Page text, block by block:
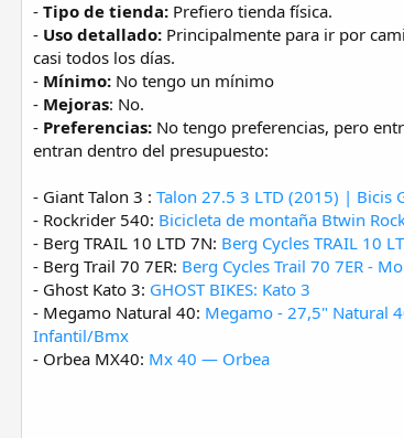
- Tipo de tienda: Prefiero tienda física.
- Uso detallado: Principalmente para ir por
casi todos los días.
- Mínimo: No tengo un mínimo
- Mejoras: No.
- Preferencias: No tengo preferencias, pero
entran dentro del presupuesto:
- Giant Talon 3 : Talon 27.5 3 LTD (2015) | Bicis
- Rockrider 540: Bicicleta de montaña Btwin
- Berg TRAIL 10 LTD 7N: Berg Cycles TRAIL 10
- Berg Trail 70 7ER: Berg Cycles Trail 70 7ER -
- Ghost Kato 3: GHOST BIKES: Kato 3
- Megamo Natural 40: Megamo - 27,5" Natural
Infantil/Bmx
- Orbea MX40: Mx 40 — Orbea